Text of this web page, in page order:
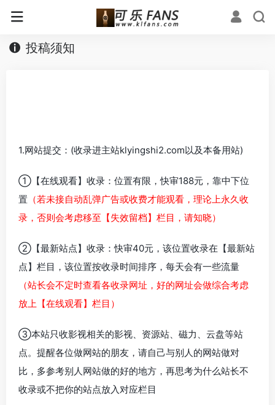
投稿须知
1.网站提交：(收录进主站klyingshi2.com以及本备用站)
①【在线观看】收录：位置有限，快审188元，靠中下位
置 （若未接自动乱弹广告或收费才能观看，理论上永久收
录，否则会考虑移至【失效留档】栏目，请知晓）
②【最新站点】收录：快审40元，该位置收录在【最新站
点】栏目，该位置按收录时间排序，每天会有一些流量
（站长会不定时查看各收录网址，好的网址会做综合考虑
放上【在线观看】栏目）
③本站只收影视相关的影视、资源站、磁力、云盘等站
点。提醒各位做网站的朋友，请自己与别人的网站做对
比，多参考别人网站做的好的地方，再思考为什么站长不
收录或不把你的站点放入对应栏目